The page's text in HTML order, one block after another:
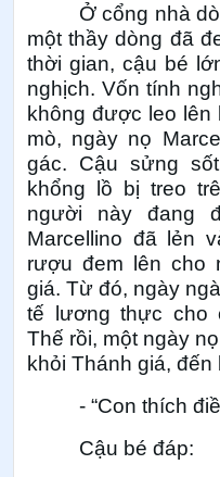
Ở cổng nhà
một thầy dòng đã
thời gian, cậu bé
nghịch. Vốn tính
không được leo lên
mò, ngày nọ
gác. Cậu sửng
khổng lồ bị treo
người này đang
Marcellino đã lẻn
rượu đem lên cho
giá. Từ đó, ngày
tế lương thực cho
Thế rồi, một ngày
khỏi Thánh giá,
- “Con thích
Cậu bé đáp: